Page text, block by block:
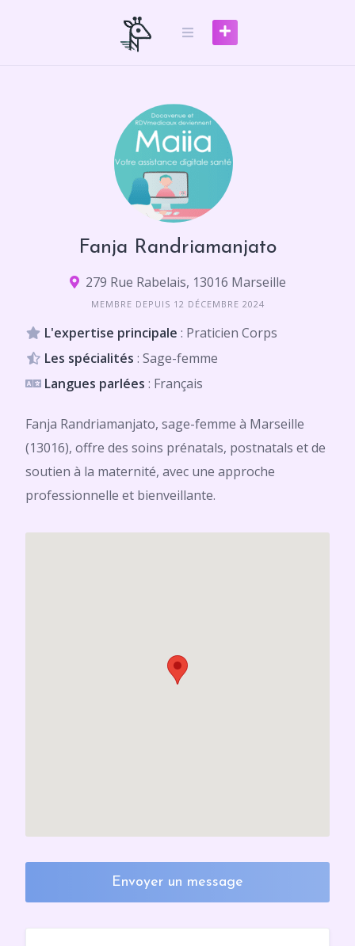
Fanja Randriamanjato
279 Rue Rabelais, 13016 Marseille
MEMBRE DEPUIS 12 DÉCEMBRE 2024
L'expertise principale : Praticien Corps
Les spécialités : Sage-femme
Langues parlées : Français
Fanja Randriamanjato, sage-femme à Marseille
(13016), offre des soins prénatals, postnatals et de
soutien à la maternité, avec une approche
professionnelle et bienveillante.
Envoyer un message